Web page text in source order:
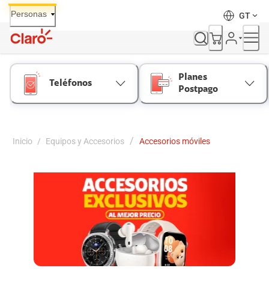
Skip
Content
Personas GT
Teléfonos
Planes
Postpago
Inicio / Equipos y Accesorios / Accesorios móviles